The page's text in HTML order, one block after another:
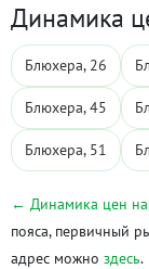
Динамика
Блюхера, 26
Блюхера, 45
Блюхера, 51
← Динамика цен на
пояса, первичный
адрес можно здесь.